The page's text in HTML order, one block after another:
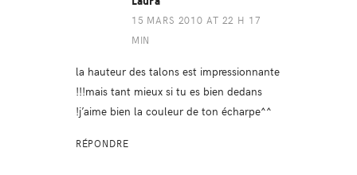
15 MARS 2010 AT 22 H 17
MIN
la hauteur des talons est impressionnante
!!!mais tant mieux si tu es bien dedans
!j’aime bien la couleur de ton écharpe^^
RÉPONDRE